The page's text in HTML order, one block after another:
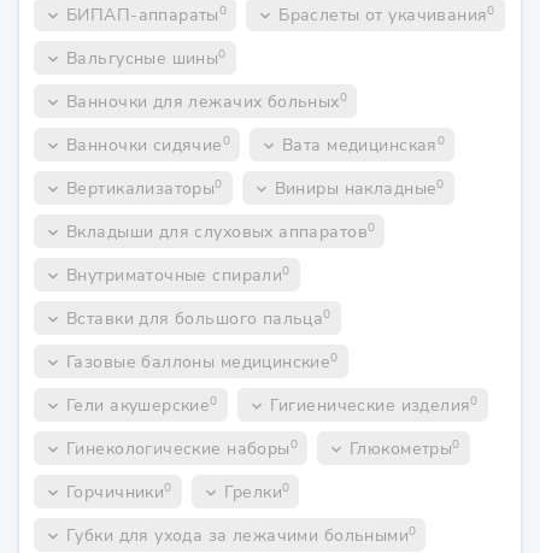
keyboard_arrow_down БИПАП-аппараты0 keyboard_arrow_down Браслеты от укачивания0
keyboard_arrow_down Вальгусные шины0
keyboard_arrow_down Ванночки для лежачих больных0
keyboard_arrow_down Ванночки сидячие0 keyboard_arrow_down Вата медицинская0
keyboard_arrow_down Вертикализаторы0 keyboard_arrow_down Виниры накладные0
keyboard_arrow_down Вкладыши для слуховых аппаратов0
keyboard_arrow_down Внутриматочные спирали0
keyboard_arrow_down Вставки для большого пальца0
keyboard_arrow_down Газовые баллоны медицинские0
keyboard_arrow_down Гели акушерские0 keyboard_arrow_down Гигиенические изделия0
keyboard_arrow_down Гинекологические наборы0 keyboard_arrow_down Глюкометры0
keyboard_arrow_down Горчичники0 keyboard_arrow_down Грелки0
keyboard_arrow_down Губки для ухода за лежачими больными0